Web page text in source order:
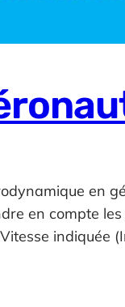
en
en compte
indiquée